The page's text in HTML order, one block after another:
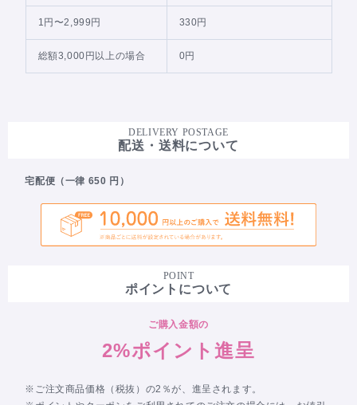
1円〜2,999円 330円
総額3,000円以上の場合 0円
DELIVERY POSTAGE
配送・送料について
宅配便（一律 650 円）
POINT
ポイントについて
ご購入金額の
2%ポイント進呈
※ご注文商品価格（税抜）の2％が、進呈されます。